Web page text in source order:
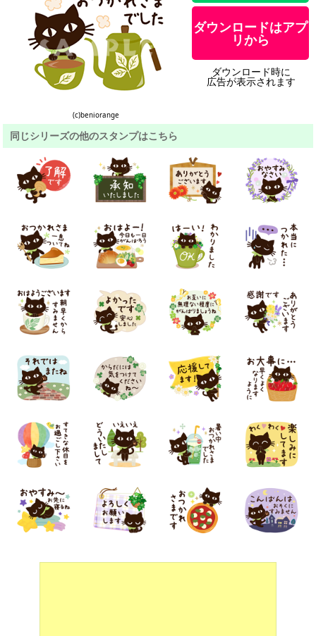
(c)beniorange
ダウンロードはアプ
リから
ダウンロード時に
広告が表示されます
同じシリーズの他のスタンプはこちら